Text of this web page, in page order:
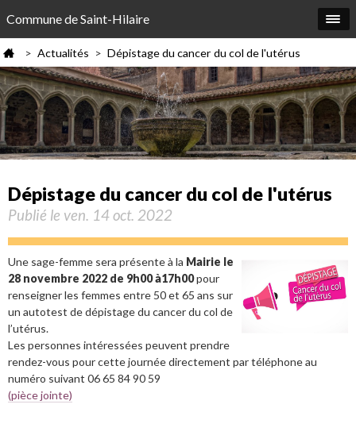
Commune de Saint-Hilaire
> Actualités > Dépistage du cancer du col de l'utérus
Dépistage du cancer du col de l'utérus
Publié le ven. 14 oct. 2022
Une sage-femme sera présente à la Mairie le
28 novembre 2022 de 9h00 à17h00pour
renseigner les femmes entre 50 et 65 ans sur
un autotest de dépistage du cancer du col de
l’utérus.
Les personnes intéressées peuvent prendre
rendez-vous pour cette journée directement par téléphone au
numéro suivant 06 65 84 90 59
(pièce jointe)